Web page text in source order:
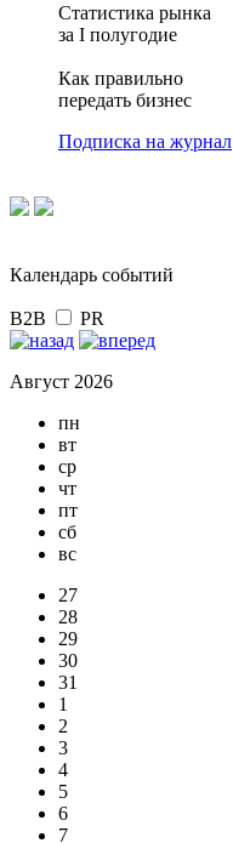
Статистика рынка
за I полугодие
Как правильно
передать бизнес
Подписка на журнал
Календарь событий
B2B PR
Август 2026
пн
вт
ср
чт
пт
сб
вс
27
28
29
30
31
1
2
3
4
5
6
7